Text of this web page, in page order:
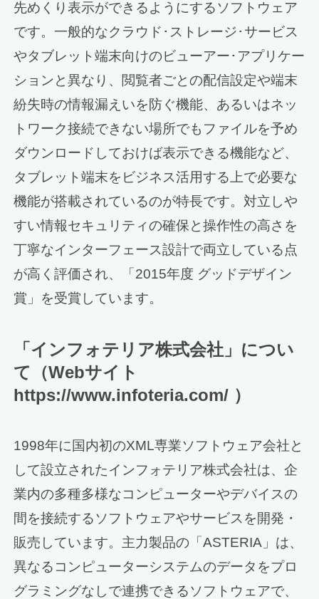
先めくり表示ができるようにするソフトウェア
です。一般的なクラウド･ストレージ･サービス
やタブレット端末向けのビューアー･アプリケー
ションと異なり、閲覧者ごとの配信設定や端末
紛失時の情報漏えいを防ぐ機能、あるいはネッ
トワーク接続できない場所でもファイルを予め
ダウンロードしておけば表示できる機能など、
タブレット端末をビジネス活用する上で必要な
機能が搭載されているのが特長です。対立しや
すい情報セキュリティの確保と操作性の高さを
丁寧なインターフェース設計で両立している点
が高く評価され、「2015年度 グッドデザイン
賞」を受賞しています。
「インフォテリア株式会社」につい
て（Webサイト
https://www.infoteria.com/ ）
1998年に国内初のXML専業ソフトウェア会社と
して設立されたインフォテリア株式会社は、企
業内の多種多様なコンピューターやデバイスの
間を接続するソフトウェアやサービスを開発・
販売しています。主力製品の「ASTERIA」は、
異なるコンピューターシステムのデータをプロ
グラミングなしで連携できるソフトウェアで、